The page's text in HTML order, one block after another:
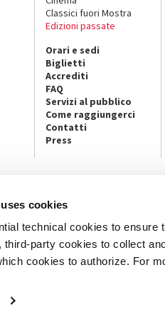
cookies
technical cookies to ensure
third-party cookies to collect
cookies to authorize. For
Classici fuori Mostra
Edizioni passate
Orari e sedi
Biglietti
Accrediti
FAQ
Servizi al pubblico
Come raggiungerci
Contatti
Press
PRESS
Ufficio Stampa istituzionale / Arte e
Architettura / Cinema / Danza,
Ca’ Giustinian, San Marco 1364/A,